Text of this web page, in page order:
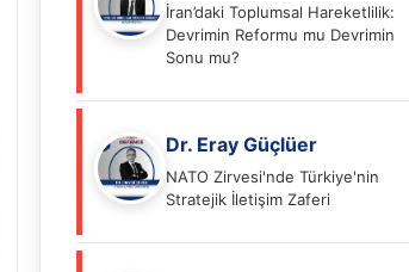
İran’daki Toplumsal Hareketlilik:
Devrimin Reformu mu Devrimin
Sonu mu?
Dr. Eray Güçlüer
NATO Zirvesi'nde Türkiye'nin
Stratejik İletişim Zaferi